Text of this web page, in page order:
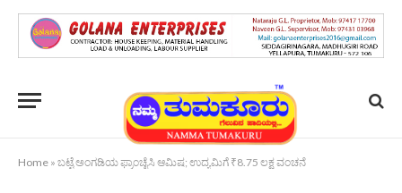
Home » ಬಟ್ಟೆ ಅಂಗಡಿಯ ಫ್ರಾಂಚೈಸಿ ಆಮಿಷ; ಉದ್ಯಮಿಗೆ ₹8.75 ಲಕ್ಷ ವಂಚನೆ